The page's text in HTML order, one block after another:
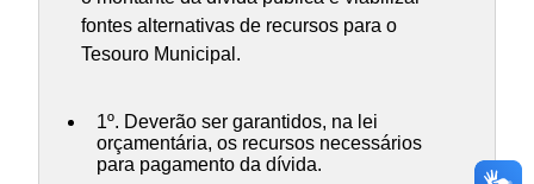
fontes alternativas de recursos para o
Tesouro Municipal.
1º. Deverão ser garantidos, na lei
orçamentária, os recursos necessários
para pagamento da dívida.